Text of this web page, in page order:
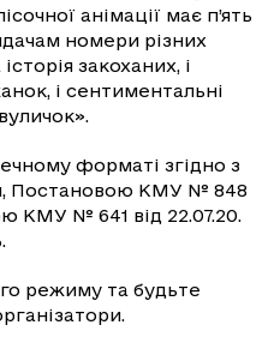
анімації має п’ять
номери різних
закоханих, і
і сентиментальні
форматі згідно з
Постановою КМУ № 848
КМУ № 641 від 22.07.20.
режиму та будьте